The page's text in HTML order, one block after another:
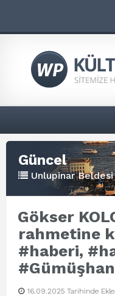
Güncel
Unlupinar Beldesi
Gökser
rahmetine
#haberi,
16.09.2025 Tarihinde